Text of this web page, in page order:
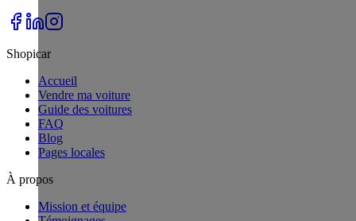
Shopicar
Accueil
Vendre ma voiture
Guide des voitures
FAQ
Blog
Pages locales
À propos
Mission et équipe